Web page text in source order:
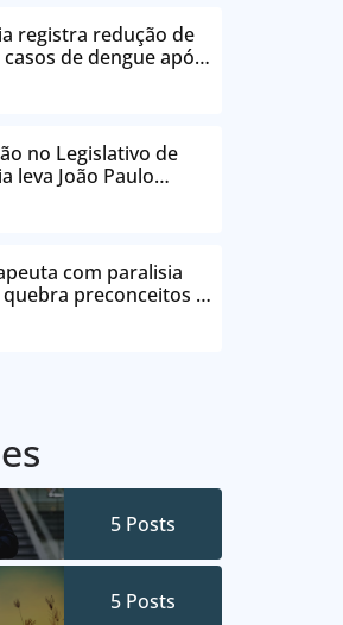
registra redução de
casos de dengue após
da
no Legislativo de
leva João Paulo
Municipal
com paralisia
preconceitos e
a reencontrar
em Goianésia
5 Posts
5 Posts